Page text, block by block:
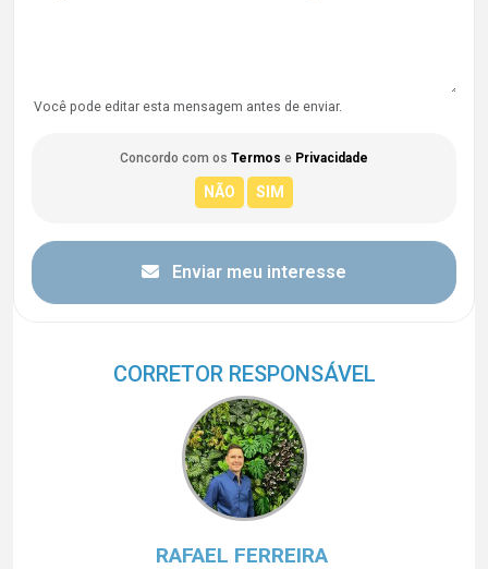
Você pode editar esta mensagem antes de enviar.
Concordo com os Termos e Privacidade
Enviar meu interesse
CORRETOR RESPONSÁVEL
RAFAEL FERREIRA